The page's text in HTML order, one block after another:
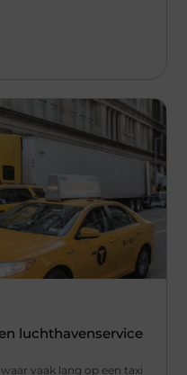
luchthavenservice
vaak lang op een taxi